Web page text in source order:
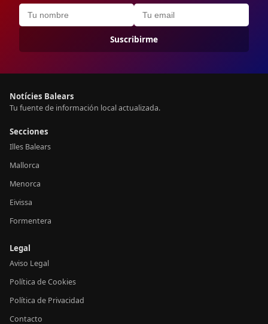
Suscribirme
Notícies Balears
Tu fuente de información local actualizada.
Secciones
Illes Balears
Mallorca
Menorca
Eivissa
Formentera
Legal
Aviso Legal
Política de Cookies
Política de Privacidad
Contacto